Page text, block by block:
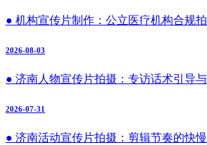
● 机构宣传片制作：公立医疗机构合规
2026-08-03
● 济南人物宣传片拍摄：专访话术引导
2026-07-31
● 济南活动宣传片拍摄：剪辑节奏的快